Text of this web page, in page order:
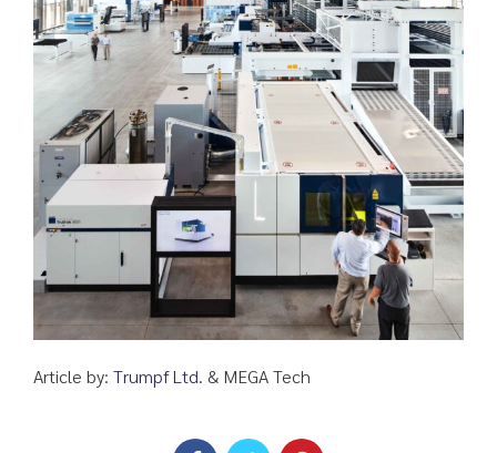
Article by: Trumpf Ltd. & MEGA Tech